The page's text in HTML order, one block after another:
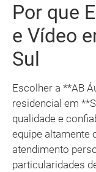
Por que
e Vídeo
Sul
Escolher a **AB
residencial em
qualidade e
equipe altamente
atendimento
particularidades